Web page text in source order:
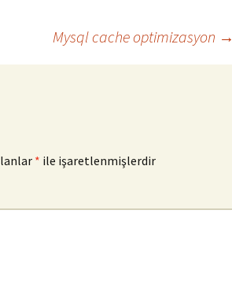
Mysql cache optimizasyon →
* ile işaretlenmişlerdir